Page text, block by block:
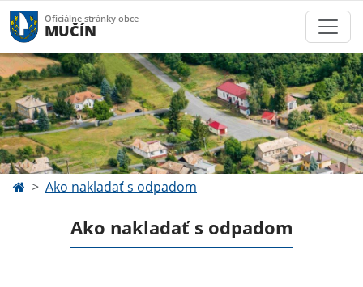
Oficiálne stránky obce
MUČÍN
Ako nakladať s odpadom
Ako nakladať s odpadom